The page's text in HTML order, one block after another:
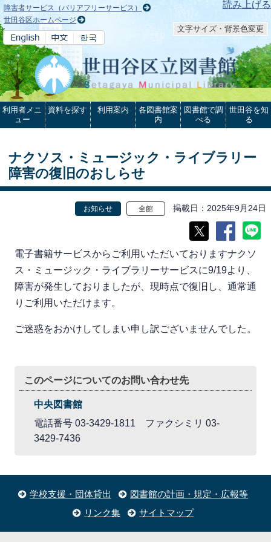
本文へ 読み上げる
障害者サービス（バリアフリーサービス）
世田谷区ホームページ
文字サイズ・背景色変更
利用者メニ
ュー
資料を探す 利用案内
各図書館案
内
図書館で調
べる
世田谷を知
る
ナクソス・ミュージック・ライブラリー
障害の復旧のおしらせ
お知らせ 全館 掲載日 2025年9月24日
電子書籍サービスからご利用いただいておりますナクソ
ス・ミュージック・ライブラリーサービスに9/19より、
障害が発生しておりましたが、現時点で復旧し、通常通
りご利用いただけます。
ご迷惑をおかけしてしまい申し訳ございませんでした。
このページについてのお問い合わせ先
中央図書館
電話番号 03-3429-1811 ファクシミリ 03-
3429-7436
学校支援・団体貸出
図書館の計画・規定・広報等
リンク集
サイトマップ